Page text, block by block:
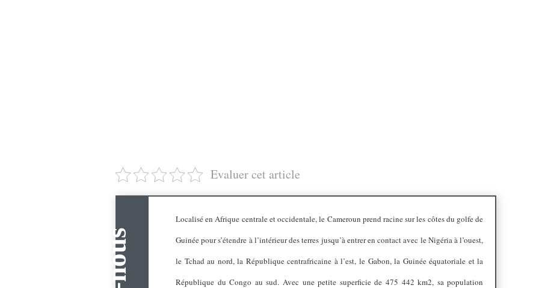
Evaluer cet article
Localisé en Afrique centrale et occidentale, le Cameroun prend racine sur les côtes du golfe de
Guinée pour s’étendre à l’intérieur des terres jusqu’à entrer en contact avec le Nigéria à l’ouest,
le Tchad au nord, la République centrafricaine à l’est, le Gabon, la Guinée équatoriale et la
République du Congo au sud. Avec une petite superficie de 475 442 km2, sa population